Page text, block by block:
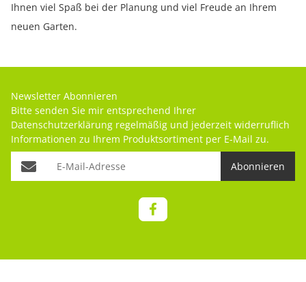
Ihnen viel Spaß bei der Planung und viel Freude an Ihrem
neuen Garten.
Newsletter Abonnieren
Bitte senden Sie mir entsprechend Ihrer
Datenschutzerklärung regelmäßig und jederzeit widerruflich
Informationen zu Ihrem Produktsortiment per E-Mail zu.
Abonnieren